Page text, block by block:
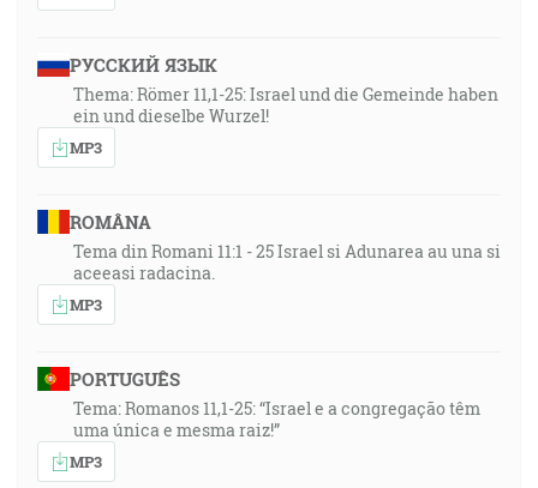
РУССКИЙ ЯЗЫК
Thema: Römer 11,1-25: Israel und die Gemeinde haben
ein und dieselbe Wurzel!
MP3
ROMÂNA
Tema din Romani 11:1 - 25 Israel si Adunarea au una si
aceeasi radacina.
MP3
PORTUGUÊS
Tema: Romanos 11,1-25: “Israel e a congregação têm
uma única e mesma raiz!”
MP3